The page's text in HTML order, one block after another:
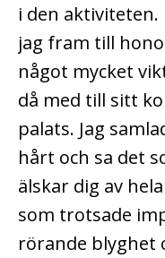
i den aktiviteten.
jag fram till
något mycket
då med till sitt
palats. Jag
hårt och sa det
älskar dig av
som trotsade
rörande blyghet